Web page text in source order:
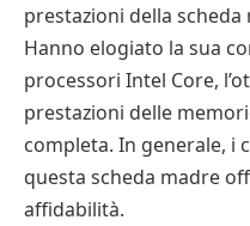
prestazioni della scheda
Hanno elogiato la sua
processori Intel Core,
prestazioni delle
completa. In generale, i
questa scheda madre
affidabilità.